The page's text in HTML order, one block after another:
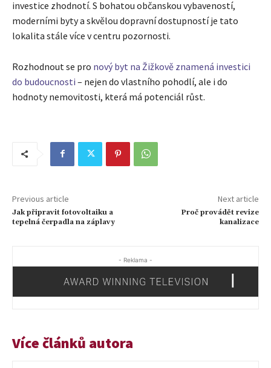
investice zhodnotí. S bohatou občanskou vybaveností,
moderními byty a skvělou dopravní dostupností je tato
lokalita stále více v centru pozornosti.
Rozhodnout se pro nový byt na Žižkově znamená investici
do budoucnosti – nejen do vlastního pohodlí, ale i do
hodnoty nemovitosti, která má potenciál růst.
Previous article
Jak připravit fotovoltaiku a
tepelná čerpadla na záplavy
Next article
Proč provádět revize
kanalizace
- Reklama -
Více článků autora